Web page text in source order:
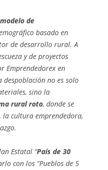
de
basado en
de desarrollo rural. A
y de proyectos
Emprendedorex en
despoblación no es solo
sino la
rural roto, donde se
cultura emprendedora,
Estatal “País de 30
con los “Pueblos de 5